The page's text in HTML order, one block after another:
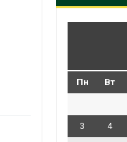
Пн Вт
3 4